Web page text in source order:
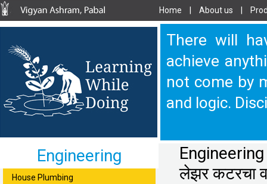
Home About us
There will
achieve
not come by
and logic.
Engineering
House Plumbing
लेझर कटरचा